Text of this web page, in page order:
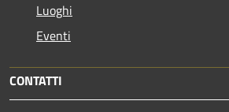
Luoghi
Eventi
CONTATTI